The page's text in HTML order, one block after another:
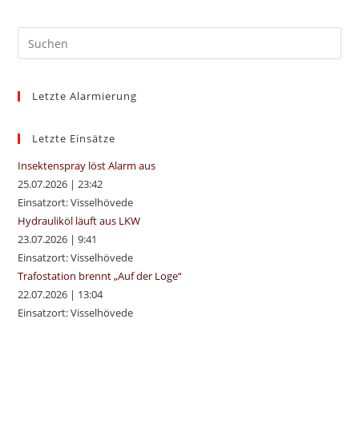
Letzte Alarmierung
Letzte Einsätze
Insektenspray löst Alarm aus
25.07.2026 |23:42
Einsatzort: Visselhövede
Hydrauliköl läuft aus LKW
23.07.2026 |9:41
Einsatzort: Visselhövede
Trafostation brennt „Auf der Loge“
22.07.2026 | 13:04
Einsatzort: Visselhövede